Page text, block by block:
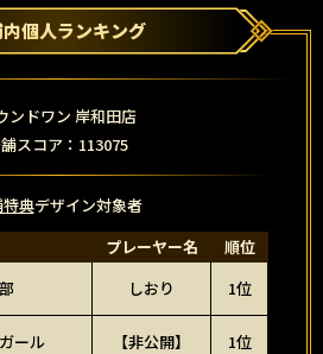
個人ランキング
ンドワン 岸和田店
スコア：113075
典デザイン対象者
プレーヤー名
順位
しおり 1位
ール 【非公開】 1位